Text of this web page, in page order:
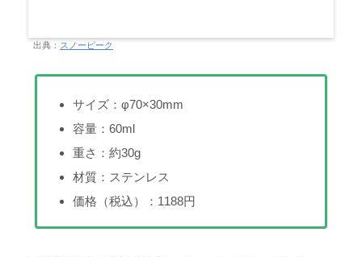
出典： スノーピーク
サイズ：φ70×30mm
容量：60ml
重さ：約30g
材質：ステンレス
価格（税込）：1188円